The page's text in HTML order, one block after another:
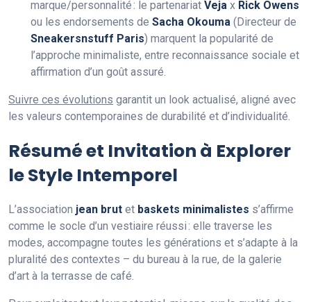
marque/personnalité : le partenariat Veja x Rick Owens
ou les endorsements de Sacha Okouma (Directeur de
Sneakersnstuff Paris) marquent la popularité de
l’approche minimaliste, entre reconnaissance sociale et
affirmation d’un goût assuré.
Suivre ces évolutions garantit un look actualisé, aligné avec
les valeurs contemporaines de durabilité et d’individualité.
Résumé et Invitation à Explorer
le Style Intemporel
L’association jean brut et baskets minimalistes s’affirme
comme le socle d’un vestiaire réussi : elle traverse les
modes, accompagne toutes les générations et s’adapte à la
pluralité des contextes – du bureau à la rue, de la galerie
d’art à la terrasse de café.